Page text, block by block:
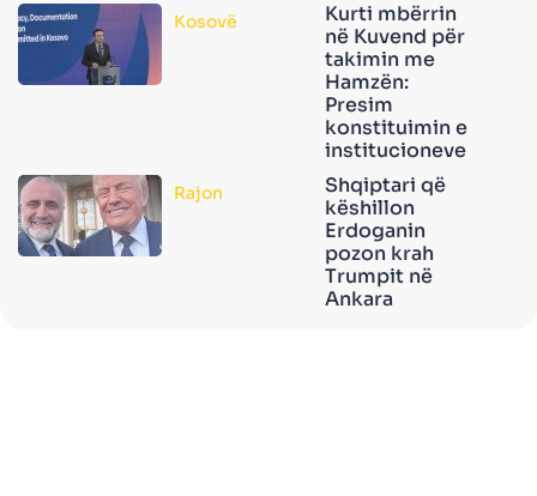
Kosovë
Kurti mbërrin
në Kuvend për
takimin me
Hamzën:
Presim
konstituimin e
institucioneve
Rajon
Shqiptari që
këshillon
Erdoganin
pozon krah
Trumpit në
Ankara